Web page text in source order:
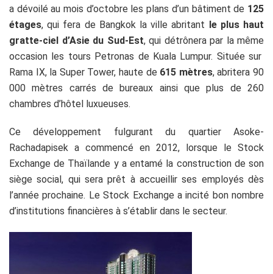
a dévoilé au mois d’octobre les plans d’un bâtiment de 125
étages, qui fera de Bangkok la ville abritant
le plus haut
gratte-ciel d’Asie du Sud-Est, qui détrônera par la même
occasion les tours Petronas de Kuala Lumpur. Située sur
Rama IX, la Super Tower, haute de 615 mètres, abritera 90
000 mètres carrés de bureaux ainsi que plus de 260
chambres d’hôtel luxueuses.
Ce développement fulgurant du quartier Asoke-
Rachadapisek a commencé en 2012, lorsque le Stock
Exchange de Thaïlande y a entamé la construction de son
siège social, qui sera prêt à accueillir ses employés dès
l’année prochaine. Le Stock Exchange a incité bon nombre
d’institutions financières à s’établir dans le secteur.